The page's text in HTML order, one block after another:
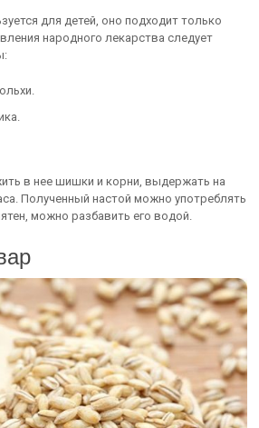
для детей, оно подходит только
народного лекарства следует
в нее шишки и корни, выдержать на
Полученный настой можно употреблять
можно разбавить его водой.